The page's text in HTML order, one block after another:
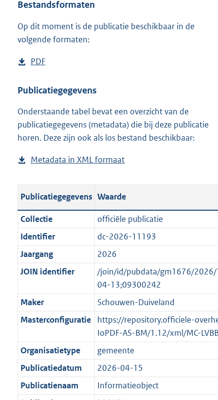
e
n
Bestandsformaten
Op dit moment is de publicatie beschikbaar in de
volgende formaten:
D
w
l
o
a
p
b
i
c
a
t
i
i
n
f
r
m
a
a
PDF
s
a
n
d
g
o
t
t
e
:
o
b
e
k
n
d
Publicatiegegevens
Onderstaande tabel bevat een overzicht van de
publicatiegegevens (metadata) die bij deze publicatie
horen. Deze zijn ook als los bestand beschikbaar:
Metadata in XML formaat
t
a
n
d
g
r
o
o
t
t
e
:
1
K
b
Publicatiegegevens Waarde
Collectie
officiële publicatie
Identifier
dc-2026-11193
Jaargang
2026
JOIN identifier
/join/id/pubdata/gm1676/
04-13;09300242
Maker
Schouwen-Duiveland
Masterconfiguratie
https://repository.officiele-
IoPDF-AS-BM/1.12/xml/MC-
Organisatietype
gemeente
Publicatiedatum
2026-04-15
Publicatienaam
Informatieobject